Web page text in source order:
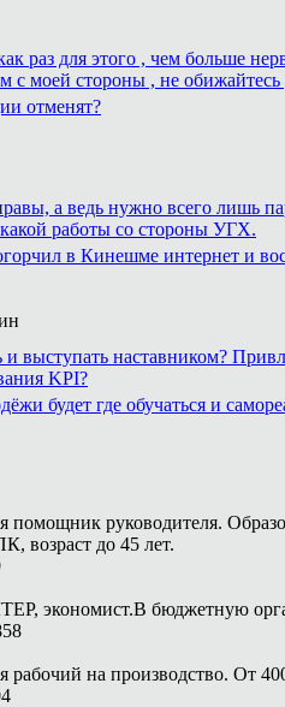
раз для этого , чем больше
с моей стороны , не
отменят?
а ведь нужно всего лишь
работы со стороны УГХ.
в Кинешме интернет и
и выступать наставником?
KPI?
будет где обучаться и
помощник руководителя.
возраст до 45 лет.
экономист.В бюджетную
рабочий на производство. От